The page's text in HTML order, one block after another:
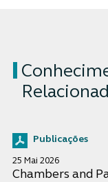
Publicações
25 Mai 2026
Chambers and